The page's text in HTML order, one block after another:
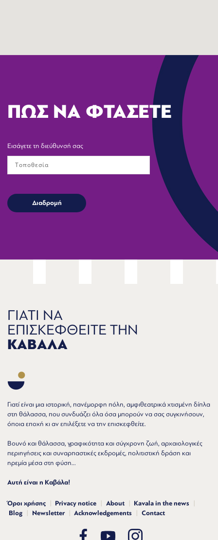
ΠΩΣ ΝΑ ΦΤΑΣΕΤΕ
Εισάγετε τη διεύθυνσή σας
ΓΙΑΤΙ ΝΑ
ΕΠΙΣΚΕΦΘΕΙΤΕ ΤΗΝ
ΚΑΒΑΛΑ
Γιατί είναι μια ιστορική, πανέμορφη πόλη, αμφιθεατρικά χτισμένη δίπλα
στη θάλασσα, που συνδυάζει όλα όσα μπορούν να σας συγκινήσουν,
όποια εποχή κι αν επιλέξετε να την επισκεφθείτε.
Βουνό και θάλασσα, γραφικότητα και σύγχρονη ζωή, αρχαιολογικές
περιηγήσεις και συναρπαστικές εκδρομές, πολιτιστική δράση και
ηρεμία μέσα στη φύση...
Αυτή είναι η Καβάλα!
Όροι χρήσης Privacy notice About
Kavala in the news
Blog
Newsletter Acknowledgements Contact